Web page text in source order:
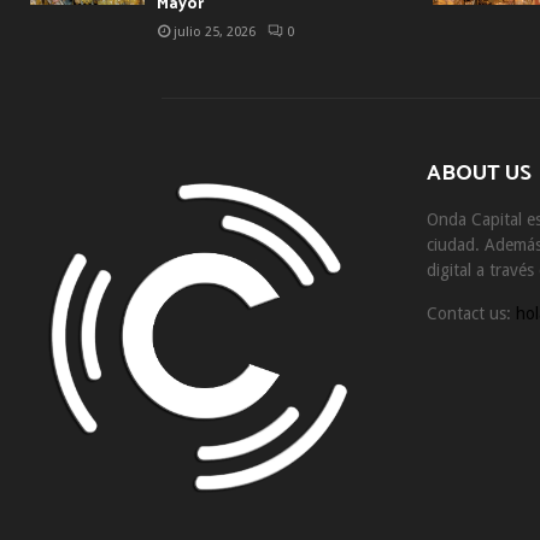
julio 25, 2026 0
ABOUT US
Onda Capital
ciudad.
digital a través
Contact us: